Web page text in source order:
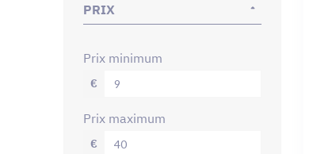
PRIX
prix minimum
€
prix maximum
€